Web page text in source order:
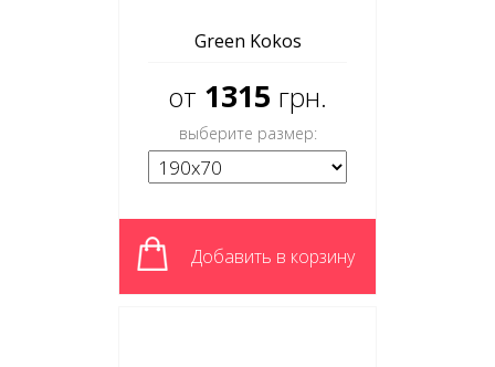
Green Kokos
от 1315 грн.
выберите размер:
Добавить в корзину